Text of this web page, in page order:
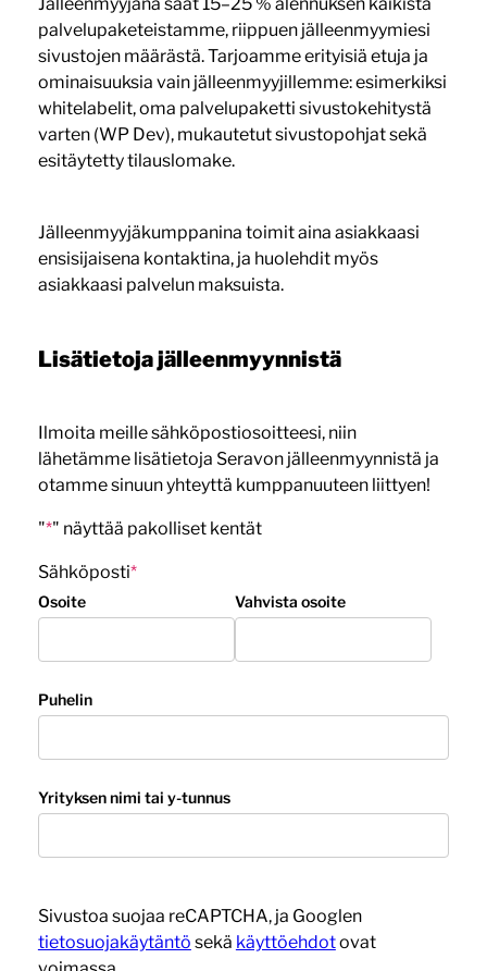
Jälleenmyyjänä saat 15–25 % alennuksen kaikista
palvelupaketeistamme, riippuen jälleenmyymiesi
sivustojen määrästä. Tarjoamme erityisiä etuja ja
ominaisuuksia vain jälleenmyyjillemme: esimerkiksi
whitelabelit, oma palvelupaketti sivustokehitystä
varten (WP Dev), mukautetut sivustopohjat sekä
esitäytetty tilauslomake.
Jälleenmyyjäkumppanina toimit aina asiakkaasi
ensisijaisena kontaktina, ja huolehdit myös
asiakkaasi palvelun maksuista.
Lisätietoja jälleenmyynnistä
Ilmoita meille sähköpostiosoitteesi, niin
lähetämme lisätietoja Seravon jälleenmyynnistä ja
otamme sinuun yhteyttä kumppanuuteen liittyen!
"*" näyttää pakolliset kentät
Sähköposti*
Osoite Vahvista osoite
Puhelin
Yrityksen nimi tai y-tunnus
Sivustoa suojaa reCAPTCHA, ja Googlen
tietosuojakäytäntö sekä käyttöehdotovat